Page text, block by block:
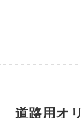
道路用オ